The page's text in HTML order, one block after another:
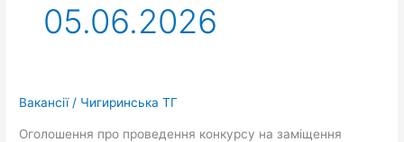
05.06.2026
Вакансії/ Чигиринська ТГ
Оголошення про проведення конкурсу на заміщення